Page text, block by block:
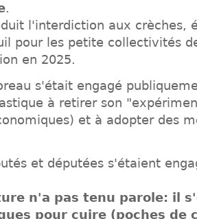
.
l'interdiction aux crèches,
pour les petite collectivités
en 2025.
s'était engagé
à retirer son
et à adopter des
et députées s'étaient
n'a pas tenu parole: il
pour cuire (poches de